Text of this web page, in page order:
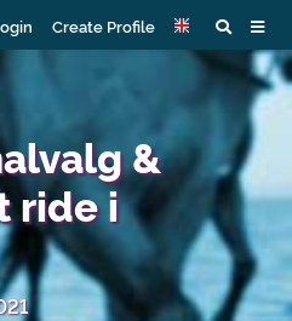
Create Profile
&
ride i